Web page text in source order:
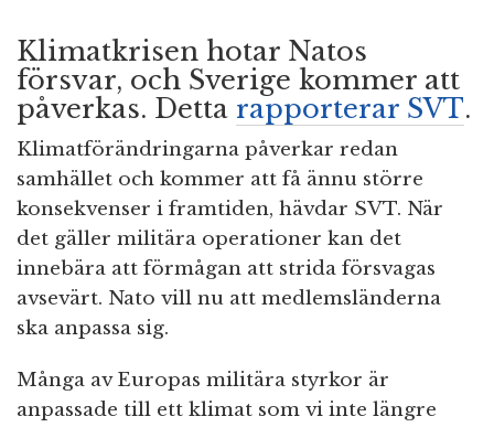
Klimatkrisen hotar Natos
försvar, och Sverige kommer att
påverkas. Detta rapporterar SVT.
Klimatförändringarna påverkar redan
samhället och kommer att få ännu större
konsekvenser i framtiden, hävdar SVT. När
det gäller militära operationer kan det
innebära att förmågan att strida försvagas
avsevärt. Nato vill nu att medlemsländerna
ska anpassa sig.
Många av Europas militära styrkor är
anpassade till ett klimat som vi inte längre